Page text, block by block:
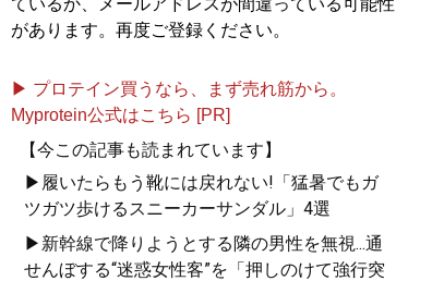
ているか、メールアドレスが間違っている可能性
があります。再度ご登録ください。
▶ プロテイン買うなら、まず売れ筋から。
Myprotein公式はこちら [PR]
【今この記事も読まれています】
▶履いたらもう靴には戻れない!「猛暑でもガ
ツガツ歩けるスニーカーサンダル」4選
▶新幹線で降りようとする隣の男性を無視...通
せんぼする“迷惑女性客”を「押しのけて強行突